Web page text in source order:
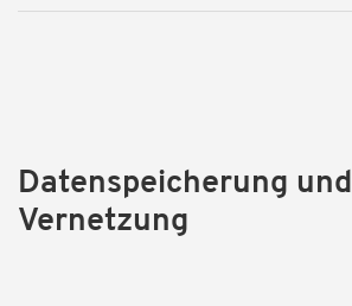
Datenspeicherung und
Vernetzung